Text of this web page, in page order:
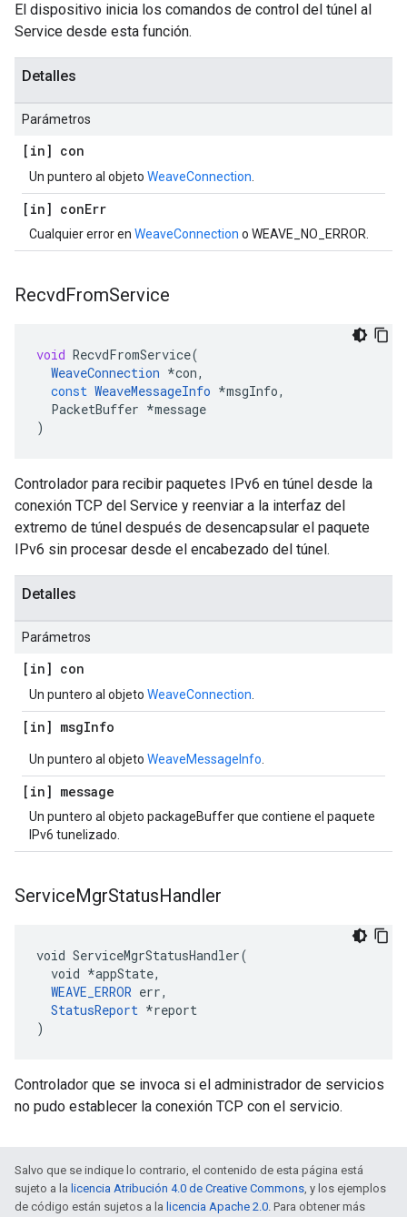
El dispositivo inicia los comandos de control del túnel al
Service desde esta función.
Detalles
Parámetros
[in] con
Un puntero al objeto WeaveConnection
[in] conErr
Cualquier error en WeaveConnection o WEAVE_NO_ERROR.
RecvdFromService
void RecvdFromService(
WeaveConnection *con,
const WeaveMessageInfo *msgInfo,
PacketBuffer *message
)
Controlador para recibir paquetes IPv6 en túnel desde la
conexión TCP del Service y reenviar a la interfaz del
extremo de túnel después de desencapsular el paquete
IPv6 sin procesar desde el encabezado del túnel.
Detalles
Parámetros
[in] con
Un puntero al objeto WeaveConnection
[in] msgInfo
Un puntero al objeto WeaveMessageInfo
[in] message
Un puntero al objeto packageBuffer que contiene el paquete
IPv6 tunelizado.
ServiceMgrStatusHandler
void ServiceMgrStatusHandler(
  void *appState,
WEAVE_ERROR err,
StatusReport *report
)
Controlador que se invoca si el administrador de servicios
no pudo establecer la conexión TCP con el servicio.
Salvo que se indique lo contrario, el contenido de esta página está
sujeto a la licencia Atribución 4.0 de Creative Commons, y los ejemplos
de código están sujetos a la licencia Apache 2.0. Para obtener más